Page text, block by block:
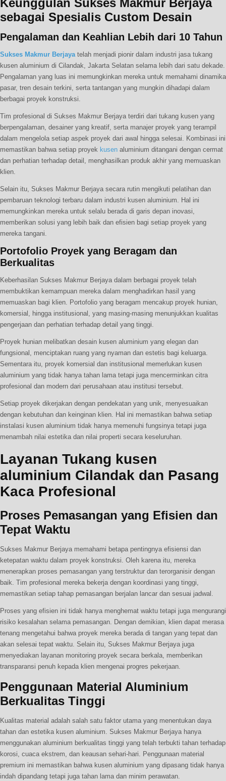
Keunggulan Sukses Makmur Berjaya
sebagai Spesialis Custom Desain
Pengalaman dan Keahlian Lebih dari 10 Tahun
Sukses Makmur Berjayatelah menjadi pionir dalam industri jasa tukang
kusen aluminium di Cilandak, Jakarta Selatan selama lebih dari satu dekade.
Pengalaman yang luas ini memungkinkan mereka untuk memahami dinamika
pasar, tren desain terkini, serta tantangan yang mungkin dihadapi dalam
berbagai proyek konstruksi.
Tim profesional di Sukses Makmur Berjaya terdiri dari tukang kusen yang
berpengalaman, desainer yang kreatif, serta manajer proyek yang terampil
dalam mengelola setiap aspek proyek dari awal hingga selesai. Kombinasi ini
memastikan bahwa setiap proyek kusen aluminium ditangani dengan cermat
dan perhatian terhadap detail, menghasilkan produk akhir yang memuaskan
klien.
Selain itu, Sukses Makmur Berjaya secara rutin mengikuti pelatihan dan
pembaruan teknologi terbaru dalam industri kusen aluminium. Hal ini
memungkinkan mereka untuk selalu berada di garis depan inovasi,
memberikan solusi yang lebih baik dan efisien bagi setiap proyek yang
mereka tangani.
Portofolio Proyek yang Beragam dan
Berkualitas
Keberhasilan Sukses Makmur Berjaya dalam berbagai proyek telah
membuktikan kemampuan mereka dalam menghadirkan hasil yang
memuaskan bagi klien. Portofolio yang beragam mencakup proyek hunian,
komersial, hingga institusional, yang masing-masing menunjukkan kualitas
pengerjaan dan perhatian terhadap detail yang tinggi.
Proyek hunian melibatkan desain kusen aluminium yang elegan dan
fungsional, menciptakan ruang yang nyaman dan estetis bagi keluarga.
Sementara itu, proyek komersial dan institusional memerlukan kusen
aluminium yang tidak hanya tahan lama tetapi juga mencerminkan citra
profesional dan modern dari perusahaan atau institusi tersebut.
Setiap proyek dikerjakan dengan pendekatan yang unik, menyesuaikan
dengan kebutuhan dan keinginan klien. Hal ini memastikan bahwa setiap
instalasi kusen aluminium tidak hanya memenuhi fungsinya tetapi juga
menambah nilai estetika dan nilai properti secara keseluruhan.
Layanan Tukang kusen
aluminium Cilandak dan Pasang
Kaca Profesional
Proses Pemasangan yang Efisien dan
Tepat Waktu
Sukses Makmur Berjaya memahami betapa pentingnya efisiensi dan
ketepatan waktu dalam proyek konstruksi. Oleh karena itu, mereka
menerapkan proses pemasangan yang terstruktur dan terorganisir dengan
baik. Tim profesional mereka bekerja dengan koordinasi yang tinggi,
memastikan setiap tahap pemasangan berjalan lancar dan sesuai jadwal.
Proses yang efisien ini tidak hanya menghemat waktu tetapi juga mengurangi
risiko kesalahan selama pemasangan. Dengan demikian, klien dapat merasa
tenang mengetahui bahwa proyek mereka berada di tangan yang tepat dan
akan selesai tepat waktu. Selain itu, Sukses Makmur Berjaya juga
menyediakan layanan monitoring proyek secara berkala, memberikan
transparansi penuh kepada klien mengenai progres pekerjaan.
Penggunaan Material Aluminium
Berkualitas Tinggi
Kualitas material adalah salah satu faktor utama yang menentukan daya
tahan dan estetika kusen aluminium. Sukses Makmur Berjaya hanya
menggunakan aluminium berkualitas tinggi yang telah terbukti tahan terhadap
korosi, cuaca ekstrem, dan keausan sehari-hari. Penggunaan material
premium ini memastikan bahwa kusen aluminium yang dipasang tidak hanya
indah dipandang tetapi juga tahan lama dan minim perawatan.